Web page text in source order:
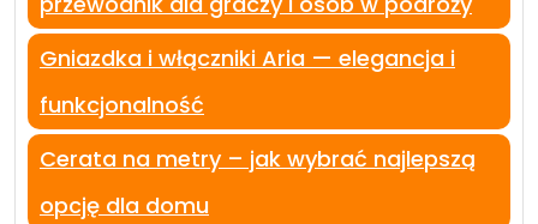
Gniazdka i włączniki Aria — elegancja i
funkcjonalność
Cerata na metry – jak wybrać najlepszą
opcję dla domu